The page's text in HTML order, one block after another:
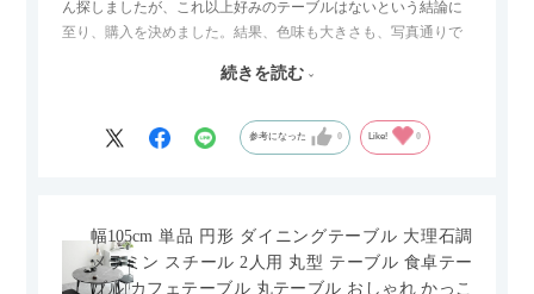
ん探しましたが、これ以上好みのテーブルはないという結論に
至り、購入を決めました。結果、色味も大きさも、写真通りで
セラミック天板が思った以上に滑りが良く、汚れも拭きやすい
はいけないかもしれません。天板が冷たいので冬にどうなるの
かなというのも気になります。
続きを読む
参考になった 0 Like! 0
幅105cm 単品 円形 ダイニングテーブル 大理石調
メラミン スチール 2人用 丸型 テーブル 食卓テー
ブル カフェテーブル 丸テーブル おしゃれ かっこ